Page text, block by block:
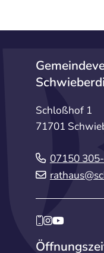
Schloßhof 1
71701
07150